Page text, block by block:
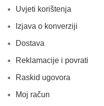
Uvjeti korištenja
Izjava o konverziji
Dostava
Reklamacije i povrati
Raskid ugovora
Moj račun